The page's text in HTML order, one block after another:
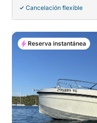
Cancelación flexible
Reserva instantánea